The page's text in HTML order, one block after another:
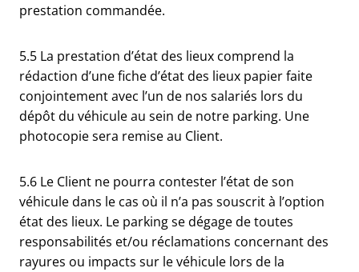
prestation commandée.
5.5 La prestation d’état des lieux comprend la
rédaction d’une fiche d’état des lieux papier faite
conjointement avec l’un de nos salariés lors du
dépôt du véhicule au sein de notre parking. Une
photocopie sera remise au Client.
5.6 Le Client ne pourra contester l’état de son
véhicule dans le cas où il n’a pas souscrit à l’option
état des lieux. Le parking se dégage de toutes
responsabilités et/ou réclamations concernant des
rayures ou impacts sur le véhicule lors de la